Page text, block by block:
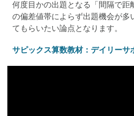
何度目かの出題となる「間隔で距
の偏差値帯によらず出題機会が多
てもらいたい論点となります。
サピックス算数教材：デイリーサ